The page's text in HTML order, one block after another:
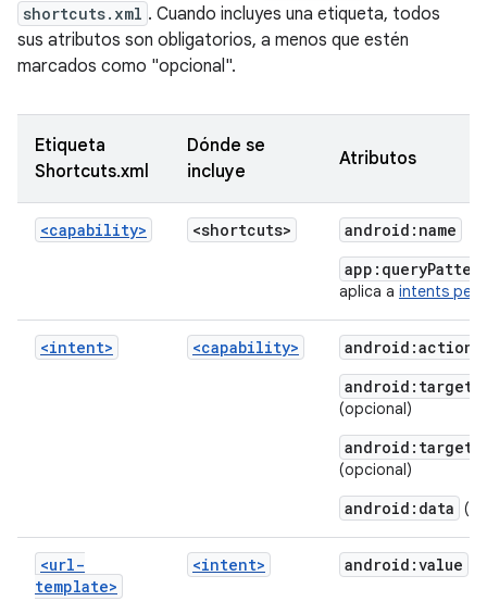
shortcuts.xml . Cuando incluyes una etiqueta, todos
sus atributos son obligatorios, a menos que estén
marcados como "opcional".
Etiqueta
Shortcuts.xml
Dónde se
incluye
Atributos
<capability> <shortcuts>
android:name
aplica a intents
<intent> <capability> android:action
(opcional)
(opcional)
android:data
<url-
template>
<intent> android:value